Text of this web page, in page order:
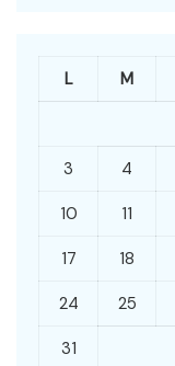
L M
3 4
10 11
17 18
24 25
31